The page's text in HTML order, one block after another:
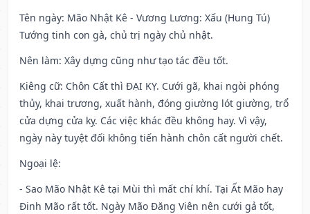
Tên ngày: Mão Nhật Kê - Vương Lương: Xấu (Hung Tú)
Tướng tinh con gà, chủ trị ngày chủ nhật.
Nên làm: Xây dựng cũng như tạo tác đều tốt.
Kiêng cữ: Chôn Cất thì ĐẠI KỴ. Cưới gã, khai ngòi phóng
thủy, khai trương, xuất hành, đóng giường lót giường, trổ
cửa dựng cửa kỵ. Các việc khác đều không hay. Vì vậy,
ngày này tuyệt đối không tiến hành chôn cất người chết.
Ngoại lệ:
- Sao Mão Nhật Kê tại Mùi thì mất chí khí. Tại Ất Mão hay
Đinh Mão rất tốt. Ngày Mão Đăng Viên nên cưới gả tốt,